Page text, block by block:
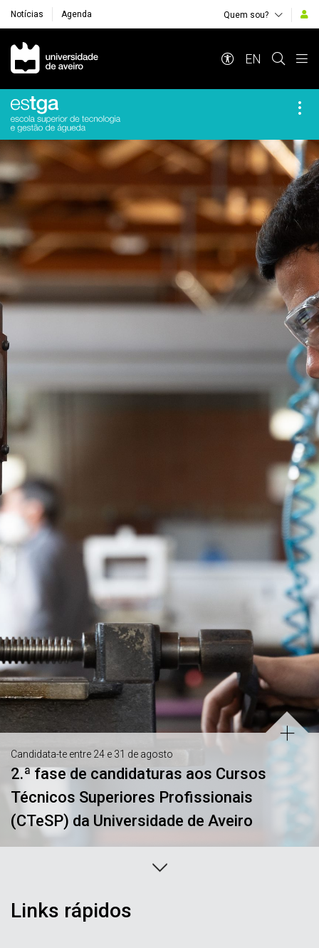
Notícias Agenda Quem sou?
Navegação Principal
EN
Destaques Institucionais
Candidata-te entre 24 e 31 de agosto
2.ª fase de candidaturas aos Cursos
Técnicos Superiores Profissionais
(CTeSP) da Universidade de Aveiro
Links rápidos